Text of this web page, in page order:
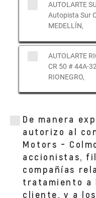
AUTOLARTE
Autopista Sur
MEDELLÍN,
AUTOLARTE
CR 50 # 44A-32
RIONEGRO,
Diagonal 51
BELLO,
De manera
autorizo al
Motors -
accionistas,
compañías
tratamiento a
cliente, y a